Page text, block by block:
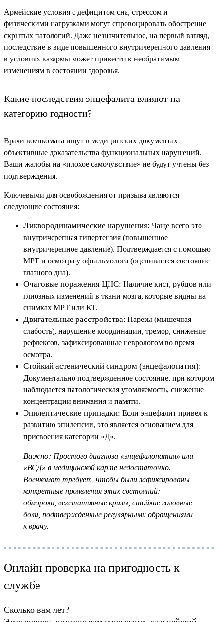
Армейские условия с дефицитом сна, стрессом и
физическими нагрузками могут спровоцировать обострение
скрытых патологий. Даже незначительное, на первый взгляд,
последствие в виде повышенного внутричерепного давления
в условиях казармы может привести к необратимым
изменениям в состоянии здоровья.
Какие последствия энцефалита влияют на
категорию годности?
Врачи военкомата ищут в медицинских документах
объективные доказательства функциональных нарушений.
Ваши жалобы на «плохое самочувствие» не будут учтены без
подтверждения.
Ключевыми для освобождения от призыва являются
следующие состояния:
Ликвородинамические нарушения: Чаще всего это
внутричерепная гипертензия (повышенное
внутричерепное давление). Подтверждается с помощью
МРТ и осмотра у офтальмолога (оценивается состояние
глазного дна).
Очаговые поражения ЦНС: Наличие кист, рубцов или
глиозных изменений в ткани мозга, которые видны на
снимках МРТ или КТ.
Двигательные расстройства: Парезы (мышечная
слабость), нарушение координации, тремор, снижение
рефлексов, зафиксированные неврологом во время
осмотра.
Стойкий астенический синдром (энцефалопатия):
Документально подтвержденное состояние, при котором
наблюдается патологическая утомляемость, снижение
концентрации внимания и памяти.
Эпилептические припадки: Если энцефалит привел к
развитию эпилепсии, это является основанием для
присвоения категории «Д».
Важно: Простого диагноза «энцефалопатия» или
«ВСД» в медицинской карте недостаточно.
Военкомат требует, чтобы были зафиксированы
конкретные проявления этих состояний:
обмороки, вегетативные кризы, стойкие головные
боли, подтвержденные регулярными обращениями
к врачу.
Онлайн проверка на пригодность к
службе
Сколько вам лет?